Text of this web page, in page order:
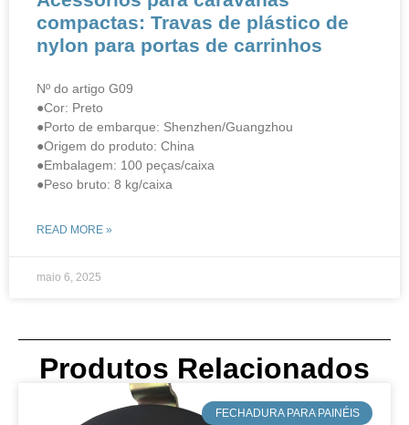
compactas: Travas de plástico de
nylon para portas de carrinhos
Nº do artigo G09
●Cor: Preto
●Porto de embarque: Shenzhen/Guangzhou
●Origem do produto: China
●Embalagem: 100 peças/caixa
●Peso bruto: 8 kg/caixa
READ MORE »
maio 6, 2025
Produtos Relacionados
​FECHADURA PARA PAINÉIS